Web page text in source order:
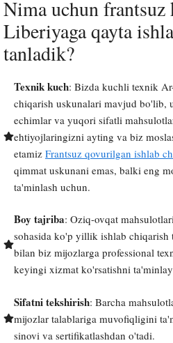
Nima uchun frantsuz
Liberiyaga qayta
tanladik?
Texnik kuch: Bizda kuchli texnik
chiqarish uskunalari mavjud bo'lib,
echimlar va yuqori sifatli
ehtiyojlaringizni ayting va biz
etamiz Frantsuz qovurilgan ishlab
qimmat uskunani emas, balki eng
ta'minlash uchun.
Boy tajriba: Oziq-ovqat
sohasida ko'p yillik ishlab
bilan biz mijozlarga professional
keyingi xizmat ko'rsatishni
Sifatni tekshirish: Barcha
mijozlar talablariga muvofiqligini
sinovi va sertifikatlashdan o'tadi.